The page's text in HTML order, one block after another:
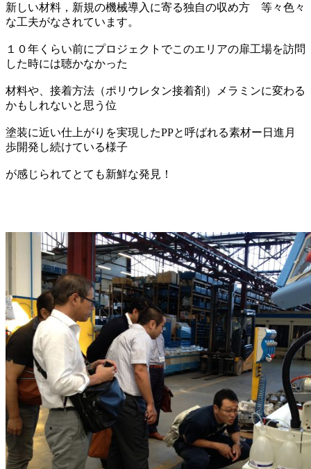
新しい材料，新規の機械導入に寄る独自の収め方 等々色々
な工夫がなされています。
１０年くらい前にプロジェクトでこのエリアの扉工場を訪問
した時には聴かなかった
材料や、接着方法（ポリウレタン接着剤）メラミンに変わる
かもしれないと思う位
塗装に近い仕上がりを実現したPPと呼ばれる素材ー日進月
歩開発し続けている様子
が感じられてとても新鮮な発見！